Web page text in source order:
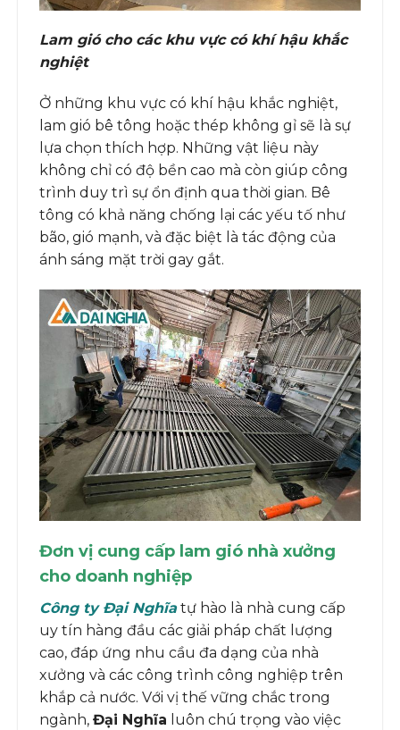
Lam gió cho các khu vực có khí hậu khắc
nghiệt
Ở những khu vực có khí hậu khắc nghiệt,
lam gió bê tông hoặc thép không gỉ sẽ là sự
lựa chọn thích hợp. Những vật liệu này
không chỉ có độ bền cao mà còn giúp công
trình duy trì sự ổn định qua thời gian. Bê
tông có khả năng chống lại các yếu tố như
bão, gió mạnh, và đặc biệt là tác động của
ánh sáng mặt trời gay gắt.
Đơn vị cung cấp lam gió nhà xưởng
cho doanh nghiệp
Công ty Đại Nghĩa tự hào là nhà cung cấp
uy tín hàng đầu các giải pháp chất lượng
cao, đáp ứng nhu cầu đa dạng của nhà
xưởng và các công trình công nghiệp trên
khắp cả nước. Với vị thế vững chắc trong
ngành, Đại Nghĩa luôn chú trọng vào việc